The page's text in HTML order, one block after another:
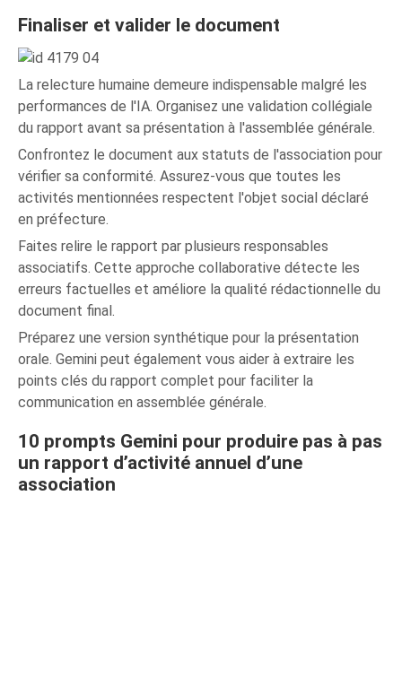
Finaliser et valider le document
La relecture humaine demeure indispensable malgré les
performances de l'IA. Organisez une validation collégiale
du rapport avant sa présentation à l'assemblée générale.
Confrontez le document aux statuts de l'association pour
vérifier sa conformité. Assurez-vous que toutes les
activités mentionnées respectent l'objet social déclaré
en préfecture.
Faites relire le rapport par plusieurs responsables
associatifs. Cette approche collaborative détecte les
erreurs factuelles et améliore la qualité rédactionnelle du
document final.
Préparez une version synthétique pour la présentation
orale. Gemini peut également vous aider à extraire les
points clés du rapport complet pour faciliter la
communication en assemblée générale.
10 prompts Gemini pour produire pas à pas
un rapport d’activité annuel d’une
association